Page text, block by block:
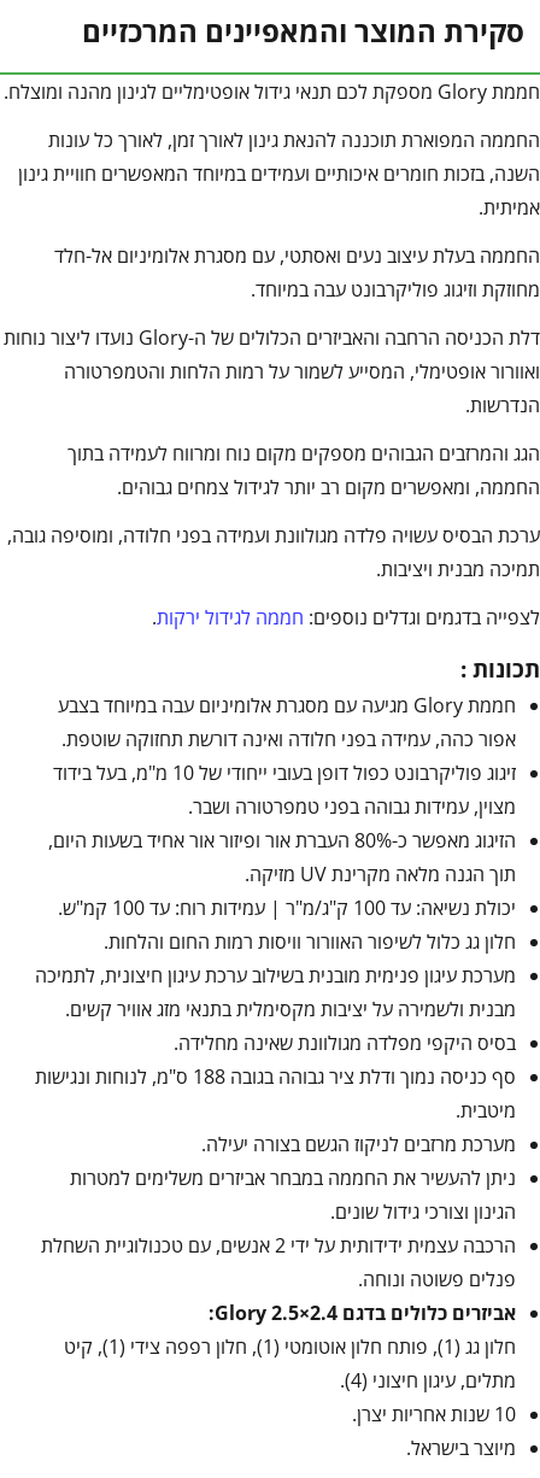
סקירת המוצר והמאפיינים המרכזיים
חממת Glory מספקת לכם תנאי גידול אופטימליים לגינון מהנה ומוצלח.
החממה המפוארת תוכננה להנאת גינון לאורך זמן, לאורך כל עונות
השנה, בזכות חומרים איכותיים ועמידים במיוחד המאפשרים חוויית גינון
אמיתית.
החממה בעלת עיצוב נעים ואסתטי, עם מסגרת אלומיניום אל-חלד
מחוזקת וזיגוג פוליקרבונט עבה במיוחד.
דלת הכניסה הרחבה והאביזרים הכלולים של ה-Glory נועדו ליצור נוחות
ואוורור אופטימלי, המסייע לשמור על רמות הלחות והטמפרטורה
הנדרשות.
הגג והמרזבים הגבוהים מספקים מקום נוח ומרווח לעמידה בתוך
החממה, ומאפשרים מקום רב יותר לגידול צמחים גבוהים.
ערכת הבסיס עשויה פלדה מגולוונת ועמידה בפני חלודה, ומוסיפה גובה,
תמיכה מבנית ויציבות.
לצפייה בדגמים וגדלים נוספים: חממה לגידול ירקות.
תכונות :
חממת Glory מגיעה עם מסגרת אלומיניום עבה במיוחד בצבע
אפור כהה, עמידה בפני חלודה ואינה דורשת תחזוקה שוטפת.
זיגוג פוליקרבונט כפול דופן בעובי ייחודי של 10 מ"מ, בעל בידוד
מצוין, עמידות גבוהה בפני טמפרטורה ושבר.
הזיגוג מאפשר כ-80% העברת אור ופיזור אור אחיד בשעות היום,
תוך הגנה מלאה מקרינת UV מזיקה.
יכולת נשיאה: עד 100 ק"ג/מ"ר | עמידות רוח: עד 100 קמ"ש.
חלון גג כלול לשיפור האוורור וויסות רמות החום והלחות.
מערכת עיגון פנימית מובנית בשילוב ערכת עיגון חיצונית, לתמיכה
מבנית ולשמירה על יציבות מקסימלית בתנאי מזג אוויר קשים.
בסיס היקפי מפלדה מגולוונת שאינה מחלידה.
סף כניסה נמוך ודלת ציר גבוהה בגובה 188 ס"מ, לנוחות ונגישות
מיטבית.
מערכת מרזבים לניקוז הגשם בצורה יעילה.
ניתן להעשיר את החממה במבחר אביזרים משלימים למטרות
הגינון וצורכי גידול שונים.
הרכבה עצמית ידידותית על ידי 2 אנשים, עם טכנולוגיית השחלת
פנלים פשוטה ונוחה.
אביזרים כלולים בדגם Glory 2.5×2.4:
חלון גג (1), פותח חלון אוטומטי (1), חלון רפפה צידי (1), קיט
מתלים, עיגון חיצוני (4).
10 שנות אחריות יצרן.
מיוצר בישראל.